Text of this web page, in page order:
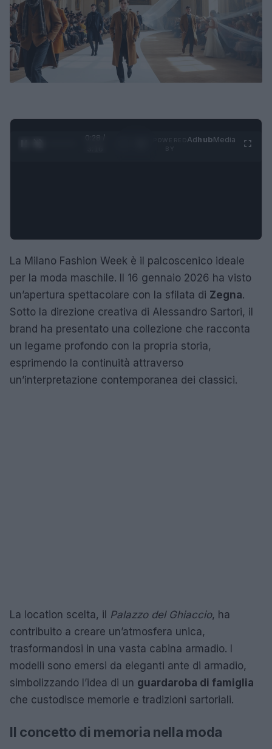
0:29 /
AdhubMedia
La Milano Fashion Week è il palcoscenico ideale
per la moda maschile. Il 16 gennaio 2026 ha visto
un’apertura spettacolare con la sfilata di Zegna.
Sotto la direzione creativa di Alessandro Sartori, il
brand ha presentato una collezione che racconta
un legame profondo con la propria storia,
esprimendo la continuità attraverso
un’interpretazione contemporanea dei classici.
La location scelta, il Palazzo del Ghiaccio, ha
contribuito a creare un’atmosfera unica,
trasformandosi in una vasta cabina armadio. I
modelli sono emersi da eleganti ante di armadio,
simbolizzando l’idea di un guardaroba di famiglia
che custodisce memorie e tradizioni sartoriali.
Il concetto di memoria nella moda